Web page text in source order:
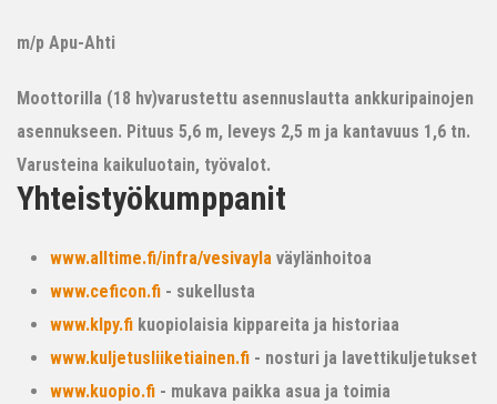
m/p Apu-Ahti
Moottorilla (18 hv)varustettu asennuslautta ankkuripainojen
asennukseen. Pituus 5,6 m, leveys 2,5 m ja kantavuus 1,6 tn.
Varusteina kaikuluotain, työvalot.
Yhteistyökumppanit
www.alltime.fi/infra/vesivayla väylänhoitoa
www.ceficon.fi - sukellusta
www.klpy.fi kuopiolaisia kippareita ja historiaa
www.kuljetusliiketiainen.fi - nosturi ja lavettikuljetukset
www.kuopio.fi - mukava paikka asua ja toimia